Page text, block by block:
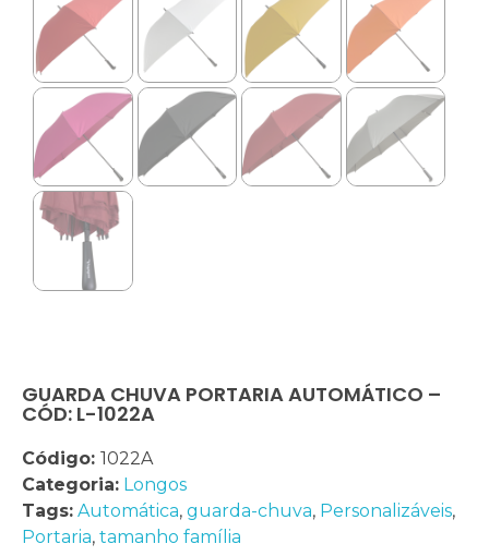
GUARDA CHUVA PORTARIA AUTOMÁTICO –
CÓD: L-1022A
Código: 1022A
Categoria: Longos
Tags: Automática, guarda-chuva, Personalizáveis,
Portaria, tamanho família